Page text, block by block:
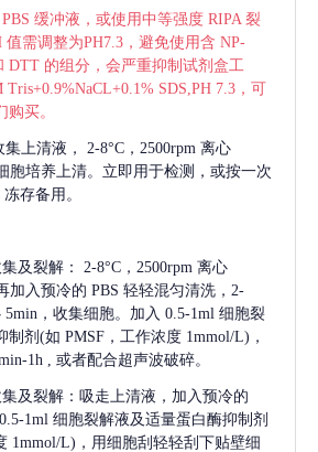
PBS 缓冲液，或使用中等强度 RIPA 裂
值需调整为PH7.3，避免使用含 NP-
DTT 的组分，会严重抑制试剂盒工
SDS,PH 7.3，可
买。
上清液，
2-8°C，2500rpm 离心
胞培养上清。立即用于检测，或按一次
存备用。
及裂解：
2-8°C，2500rpm 离心
加入预冷的 PBS 轻轻混匀清洗，2-
5min，收集细胞。加入 0.5-1ml 细胞裂
剂(如 PMSF，工作浓度 1mmol/L)，
1h , 或者配合超声波破碎。
及裂解：吸走上清液，加入预冷的
1ml 细胞裂解液及适量蛋白酶抑制剂
1mmol/L)，用细胞刮轻轻刮下贴壁细